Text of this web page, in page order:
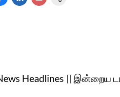
Headlines || இன்றைய